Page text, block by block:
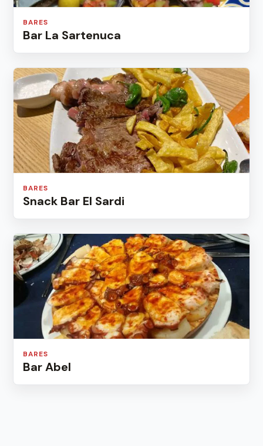
BARES
Bar La Sartenuca
BARES
Snack Bar El Sardi
BARES
Bar Abel